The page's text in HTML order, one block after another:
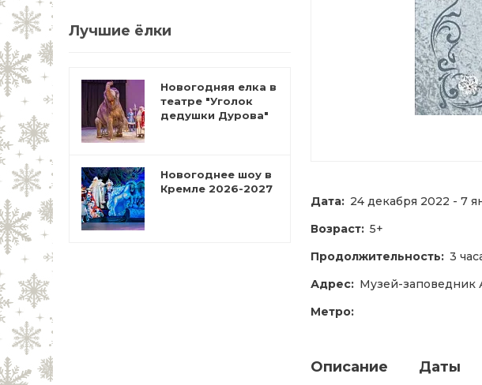
Лучшие ёлки
Новогодняя елка в
театре "Уголок
дедушки Дурова"
Новогоднее шоу в
Кремле 2026-2027
Дата: 24 декабря 2022 - 7
Возраст: 5+
Продолжительность: 3
Адрес: Музей-заповедник
Метро:
Описание Даты